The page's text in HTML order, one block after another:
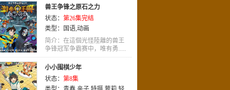
兽王争锋之原石之力
状态： 第26集完结
类型：
国语,动画
简介：在這個光怪陸離的兽王
争锋冠军争霸赛中，唯有勇.....
小小围棋少年
状态： 第8集